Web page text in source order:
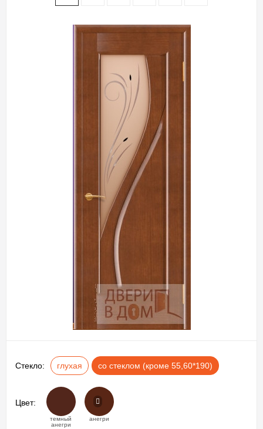
Стекло: глухая со стеклом (кроме 55,60*190)
Цвет:
темный
анегри
анегри